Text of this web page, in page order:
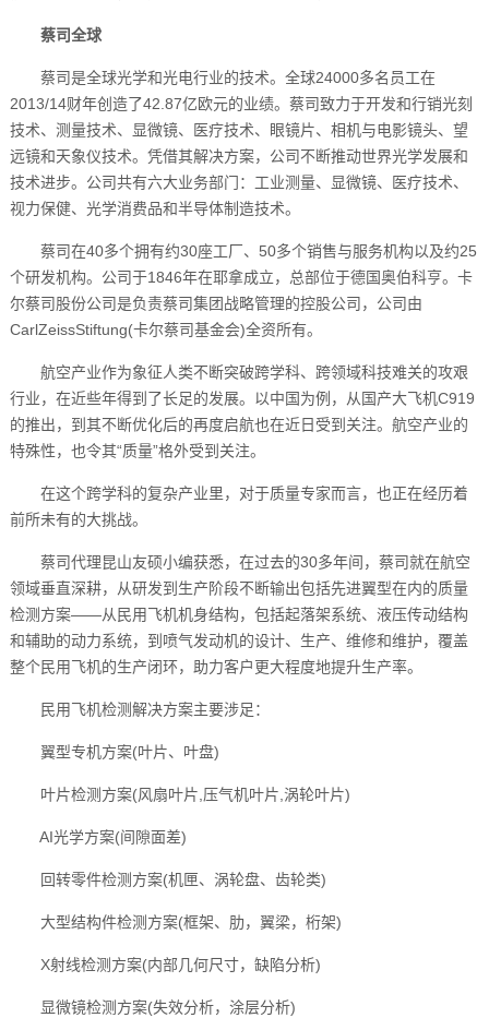
蔡司全球
蔡司是全球光学和光电行业的技术。全球24000多名员工在
2013/14财年创造了42.87亿欧元的业绩。蔡司致力于开发和行销光刻
技术、测量技术、显微镜、医疗技术、眼镜片、相机与电影镜头、望
远镜和天象仪技术。凭借其解决方案，公司不断推动世界光学发展和
技术进步。公司共有六大业务部门：工业测量、显微镜、医疗技术、
视力保健、光学消费品和半导体制造技术。
蔡司在40多个拥有约30座工厂、50多个销售与服务机构以及约25
个研发机构。公司于1846年在耶拿成立，总部位于德国奥伯科亨。卡
尔蔡司股份公司是负责蔡司集团战略管理的控股公司，公司由
CarlZeissStiftung(卡尔蔡司基金会)全资所有。
航空产业作为象征人类不断突破跨学科、跨领域科技难关的攻艰
行业，在近些年得到了长足的发展。以中国为例，从国产大飞机C919
的推出，到其不断优化后的再度启航也在近日受到关注。航空产业的
特殊性，也令其“质量”格外受到关注。
在这个跨学科的复杂产业里，对于质量专家而言，也正在经历着
前所未有的大挑战。
蔡司代理昆山友硕小编获悉，在过去的30多年间，蔡司就在航空
领域垂直深耕，从研发到生产阶段不断输出包括先进翼型在内的质量
检测方案——从民用飞机机身结构，包括起落架系统、液压传动结构
和辅助的动力系统，到喷气发动机的设计、生产、维修和维护，覆盖
整个民用飞机的生产闭环，助力客户更大程度地提升生产率。
民用飞机检测解决方案主要涉足：
翼型专机方案(叶片、叶盘)
叶片检测方案(风扇叶片,压气机叶片,涡轮叶片)
AI光学方案(间隙面差)
回转零件检测方案(机匣、涡轮盘、齿轮类)
大型结构件检测方案(框架、肋，翼梁，桁架)
X射线检测方案(内部几何尺寸，缺陷分析)
显微镜检测方案(失效分析，涂层分析)